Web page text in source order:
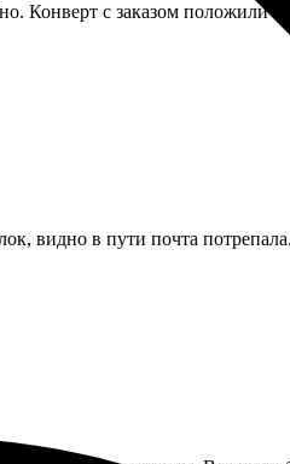
Конверт с заказом положили
видно в пути почта